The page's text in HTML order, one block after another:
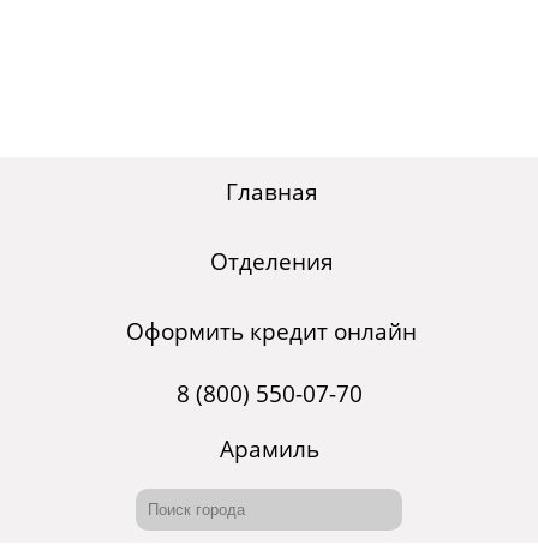
Главная
Отделения
Оформить кредит онлайн
8 (800) 550-07-70
Арамиль